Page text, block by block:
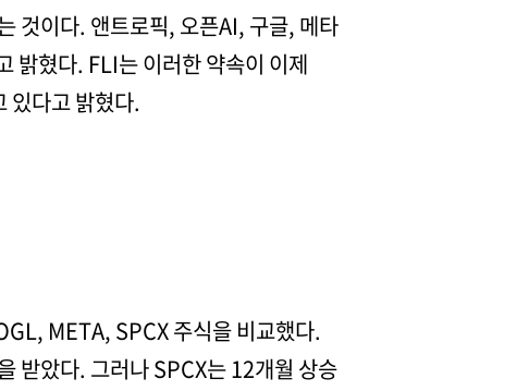
것이다. 앤트로픽, 오픈AI, 구글, 메타
밝혔다. FLI는 이러한 약속이 이제
있다고 밝혔다.
META, SPCX 주식을 비교했다.
받았다. 그러나 SPCX는 12개월 상승